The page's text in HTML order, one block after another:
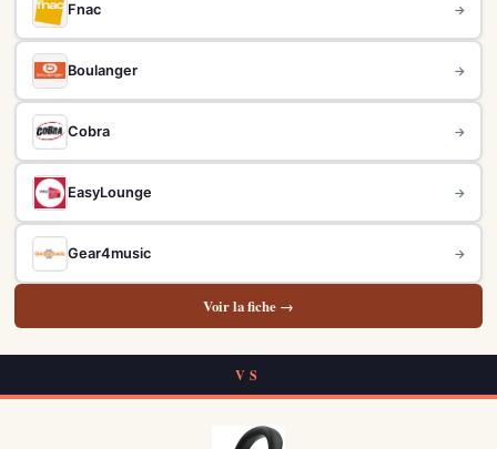
Fnac →
Boulanger →
Cobra →
EasyLounge →
Gear4music →
Voir la fiche →
VS